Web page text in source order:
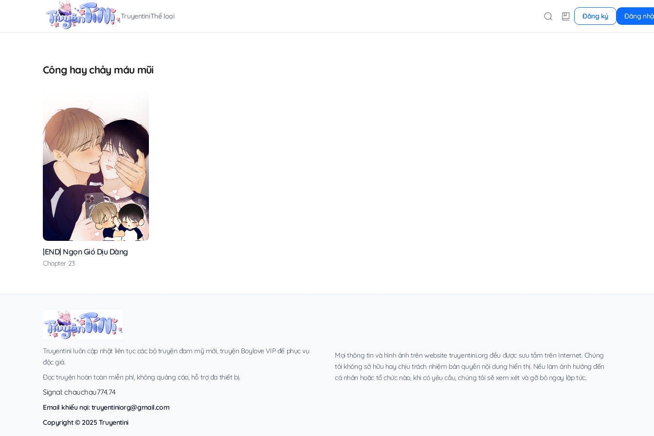
TruyentiniThể loại Đăng ký Đăng
Công hay chảy máu mũi
|END| Ngọn Gió Dịu Dàng
Chapter 23
Truyentini luôn cập nhật liên tục các bộ truyện đam mỹ mới, truyện Boylove VIP để phục vụ
độc giả.
Đọc truyện hoàn toàn miễn phí, không quảng cáo, hỗ trợ đa thiết bị.
Signal: chauchau774.74
Email khiếu nại:truyentiniorg@gmail.com
Copyright © 2025 Truyentini
Mọi thông tin và hình ảnh trên website truyentini.org đều được sưu tầm trên Internet. Chúng
tôi không sở hữu hay chịu trách nhiệm bản quyền nội dung hiển thị. Nếu làm ảnh hưởng đến
cá nhân hoặc tổ chức nào, khi có yêu cầu, chúng tôi sẽ xem xét và gỡ bỏ ngay lập tức.